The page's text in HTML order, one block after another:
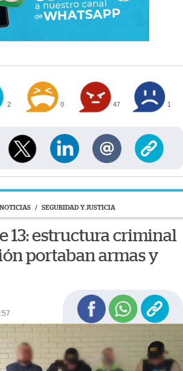
2 0 47 1
NOTICIAS / SEGURIDAD Y JUSTICIA
13: estructura criminal
portaban armas y